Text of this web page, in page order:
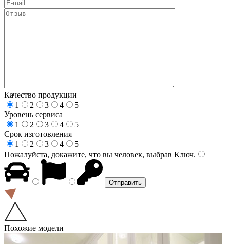
Качество продукции
1
2 3 4
5
Уровень сервиса
1
2 3 4
5
Срок изготовления
1
2 3 4
5
Пожалуйста, докажите, что вы человек, выбрав Ключ.
Похожие модели